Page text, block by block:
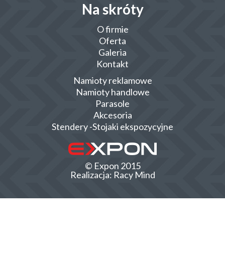
Na skróty
O firmie
Oferta
Galeria
Kontakt
Namioty reklamowe
Namioty handlowe
Parasole
Akcesoria
Stendery -Stojaki ekspozycyjne
© Expon 2015
Realizacja: Racy Mind